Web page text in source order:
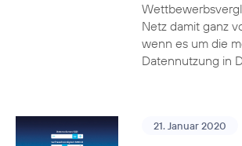
Netz damit ganz
wenn es um die
Datennutzung in
21. Januar 2020